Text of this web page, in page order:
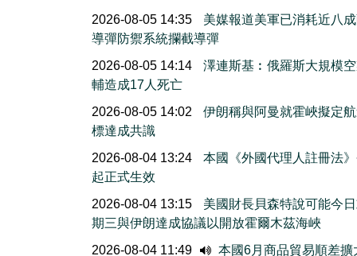
2026-08-05 14:35
美媒報道美軍已消耗近八
導彈防禦系統攔截導彈
2026-08-05 14:14
澤連斯基︰俄羅斯大規模
輔造成17人死亡
2026-08-05 14:02
伊朗稱與阿曼就霍峽擬定
標達成共識
2026-08-04 13:24
本國《外國代理人註冊法
起正式生效
2026-08-04 13:15
美國財長貝森特說可能今
期三與伊朗達成協議以開放霍爾木茲海峽
2026-08-04 11:49
本國6月商品貿易順差擴